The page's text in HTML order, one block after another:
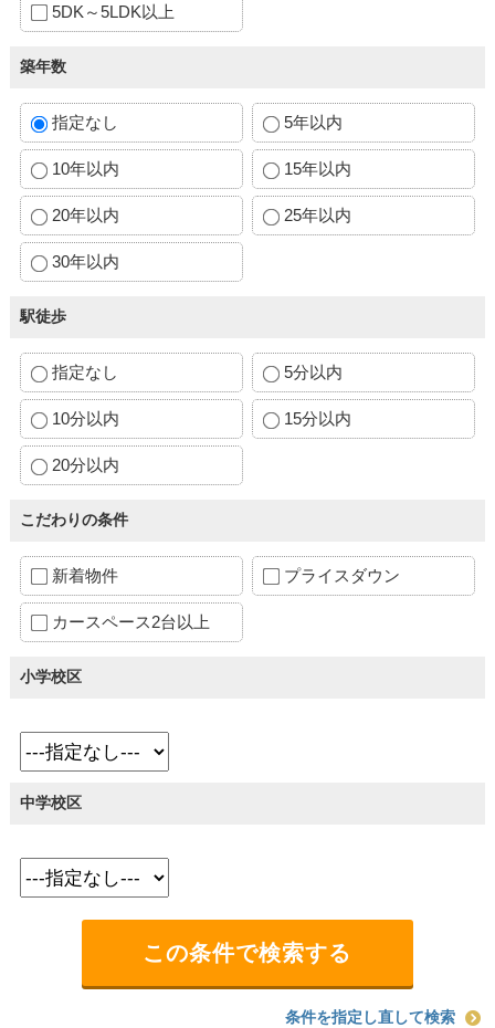
5DK～5LDK以上
築年数
指定なし 5年以内
10年以内 15年以内
20年以内 25年以内
30年以内
駅徒歩
指定なし 5分以内
10分以内 15分以内
20分以内
こだわりの条件
新着物件 プライスダウン
カースペース2台以上
小学校区
中学校区
条件を指定し直して検索